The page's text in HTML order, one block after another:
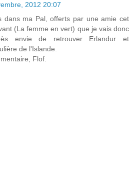
2012 20:07
dans ma Pal, offerts par une amie cet
(La femme en vert) que je vais donc
envie de retrouver Erlandur et
de l'Islande.
Flof.